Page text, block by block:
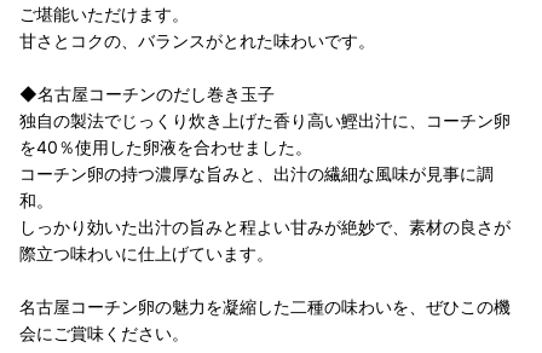
ご堪能いただけます。
甘さとコクの、バランスがとれた味わいです。
◆名古屋コーチンのだし巻き玉子
独自の製法でじっくり炊き上げた香り高い鰹出汁に、コーチン卵
を40％使用した卵液を合わせました。
コーチン卵の持つ濃厚な旨みと、出汁の繊細な風味が見事に調
和。
しっかり効いた出汁の旨みと程よい甘みが絶妙で、素材の良さが
際立つ味わいに仕上げています。
名古屋コーチン卵の魅力を凝縮した二種の味わいを、ぜひこの機
会にご賞味ください。